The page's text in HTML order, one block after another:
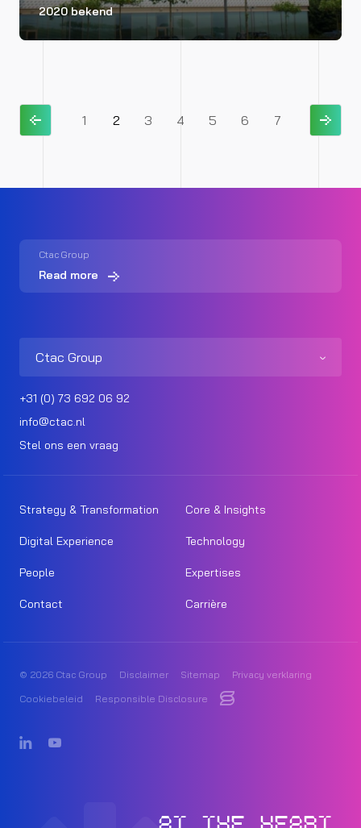
2020 bekend
1 2 3 4 5 6 7
Ctac Group
Read more
Ctac Group
+31 (0) 73 692 06 92
info@ctac.nl
Stel ons een vraag
Strategy & Transformation Core & Insights
Digital Experience Technology
People Expertises
Contact Carrière
© 2026 Ctac Group Disclaimer Sitemap
Privacy verklaring
Cookiebeleid
Responsible Disclosure